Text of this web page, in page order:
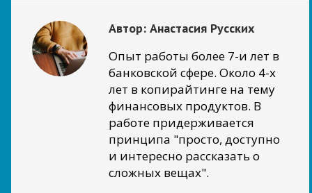
Автор: Анастасия Русских
Опыт работы более 7-и лет в
банковской сфере. Около 4-х
лет в копирайтинге на тему
финансовых продуктов. В
работе придерживается
принципа "просто, доступно
и интересно рассказать о
сложных вещах".